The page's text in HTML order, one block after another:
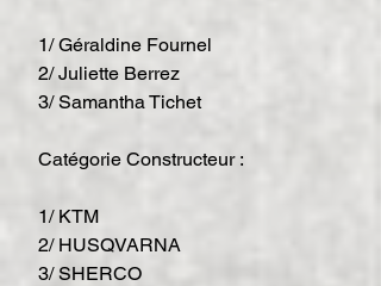
1/ Géraldine Fournel
2/ Juliette Berrez
3/ Samantha Tichet
Catégorie Constructeur :
1/ KTM
2/ HUSQVARNA
3/ SHERCO